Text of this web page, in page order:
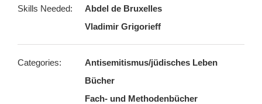
Skills Needed:
Abdel de Bruxelles
Vladimir Grigorieff
Categories:
Antisemitismus/jüdisches Leben
Bücher
Fach- und Methodenbücher